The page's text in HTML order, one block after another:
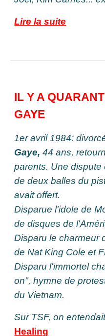
Lire la suite
IL Y A
GAYE
1er avril 1984:
Gaye,44 ans,
parents. Une
de deux balles du
avait offert.
Disparue l'idole de
de disques de
Disparu le charmeur
de Nat King Cole et
Disparu l'immortel
on", hymne de
du Vietnam.
Sur TSF, on
Healing